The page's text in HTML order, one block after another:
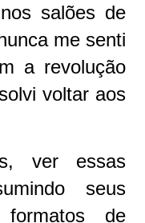
salões de
me senti
a revolução
voltar aos
ver essas
seus
de